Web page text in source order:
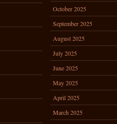
October 2025
September 2025
August 2025
July 2025
June 2025
May 2025
April 2025
March 2025